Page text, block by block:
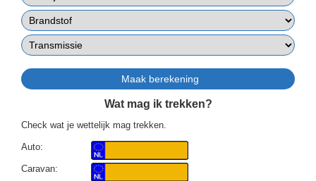
Wat mag ik trekken?
Check wat je wettelijk mag trekken.
Auto:
Caravan: